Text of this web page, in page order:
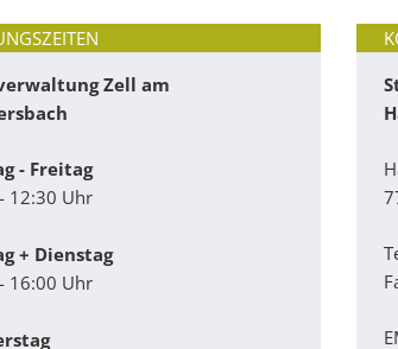
Zell am
- Freitag
12:30 Uhr
+ Dienstag
16:00 Uhr